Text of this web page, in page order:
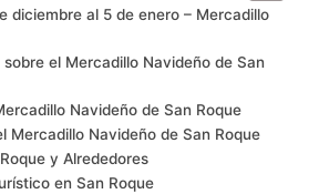
diciembre al 5 de enero – Mercadillo
el Mercadillo Navideño de San
Navideño de San Roque
Mercadillo Navideño de San Roque
y Alrededores
en San Roque